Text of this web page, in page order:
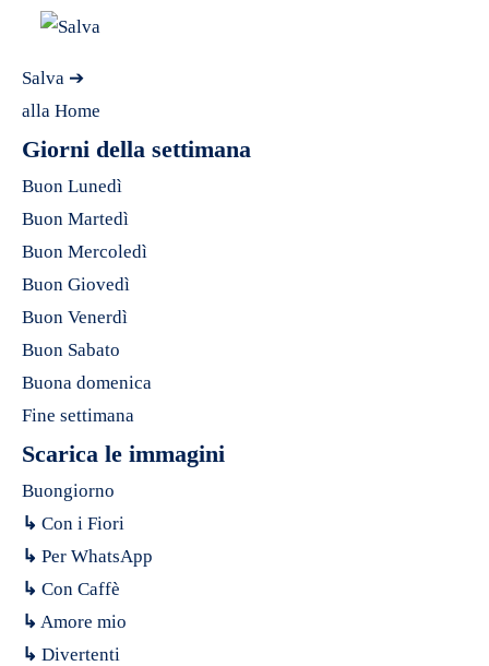
Salva ➔
alla Home
Giorni della settimana
Buon Lunedì
Buon Martedì
Buon Mercoledì
Buon Giovedì
Buon Venerdì
Buon Sabato
Buona domenica
Fine settimana
Scarica le immagini
Buongiorno
↳ Con i Fiori
↳ Per WhatsApp
↳ Con Caffè
↳ Amore mio
↳ Divertenti